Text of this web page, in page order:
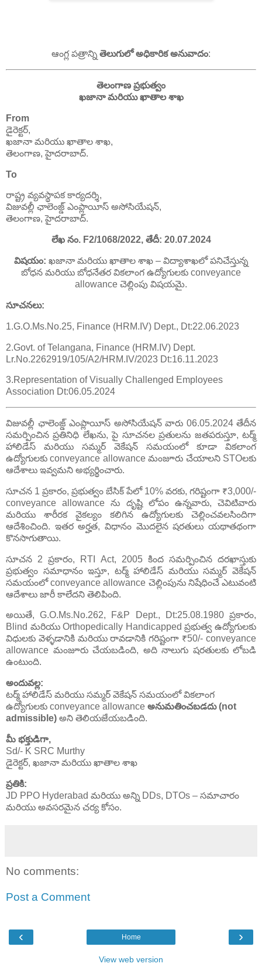
ఆంగ్ల పత్రాన్ని తెలుగులో అధికారిక అనువాదం:
తెలంగాణ ప్రభుత్వం
ఖజానా మరియు ఖాతాల శాఖ
From
డైరెక్టర్,
ఖజానా మరియు ఖాతాల శాఖ,
తెలంగాణ, హైదరాబాద్.
To
రాష్ట్ర వ్యవస్థాపక కార్యదర్శి,
విజువల్లీ ఛాలెంజ్డ్ ఎంప్లాయీస్ అసోసియేషన్,
తెలంగాణ, హైదరాబాద్.
లేఖ నం. F2/1068/2022, తేదీ: 20.07.2024
విషయం: ఖజానా మరియు ఖాతాల శాఖ – విద్యాశాఖలో పనిచేస్తున్న
బోధన మరియు బోధనేతర వికలాంగ ఉద్యోగులకు conveyance
allowance చెల్లింపు విషయమై.
సూచనలు:
1.G.O.Ms.No.25, Finance (HRM.IV) Dept., Dt:22.06.2023
2.Govt. of Telangana, Finance (HRM.IV) Dept.
Lr.No.2262919/105/A2/HRM.IV/2023 Dt:16.11.2023
3.Representation of Visually Challenged Employees
Association Dt:06.05.2024
విజువల్లీ ఛాలెంజ్డ్ ఎంప్లాయీస్ అసోసియేషన్ వారు 06.05.2024 తేదీన
సమర్పించిన ప్రతినిధి లేఖను, పై సూచనల ప్రతులను జతపరుస్తూ, టర్మ్
హాలిడేస్ మరియు సమ్మర్ వెకేషన్ సమయంలో కూడా వికలాంగ
ఉద్యోగులకు conveyance allowance మంజూరు చేయాలని STOలకు
ఆదేశాలు ఇవ్వమని అభ్యర్థించారు.
సూచన 1 ప్రకారం, ప్రభుత్వం బేసిక్ పేలో 10% వరకు, గరిష్టంగా ₹3,000/-
conveyance allowance ను దృష్టి లోపం ఉన్నవారు, చెవిటివారు
మరియు శారీరక వైకల్యం కలిగిన ఉద్యోగులకు చెల్లించవలసిందిగా
ఆదేశించింది. ఇతర అర్హత, విధానం మొదలైన షరతులు యథాతథంగా
కొనసాగుతాయి.
సూచన 2 ప్రకారం, RTI Act, 2005 కింద సమర్పించిన దరఖాస్తుకు
ప్రభుత్వం సమాధానం ఇస్తూ, టర్మ్ హాలిడేస్ మరియు సమ్మర్ వెకేషన్
సమయంలో conveyance allowance చెల్లింపును నిషేధించే ఎటువంటి
ఆదేశాలు జారీ కాలేదని తెలిపింది.
అయితే, G.O.Ms.No.262, F&P Dept., Dt:25.08.1980 ప్రకారం,
Blind మరియు Orthopedically Handicapped ప్రభుత్వ ఉద్యోగులకు
విధులకు వెళ్ళడానికి మరియు రావడానికి గరిష్టంగా ₹50/- conveyance
allowance మంజూరు చేయబడింది, అది నాలుగు షరతులకు లోబడి
ఉంటుంది.
అందువల్ల:
టర్మ్ హాలిడేస్ మరియు సమ్మర్ వెకేషన్ సమయంలో వికలాంగ
ఉద్యోగులకు conveyance allowance అనుమతించబడదు (not
admissible) అని తెలియజేయబడింది.
మీ భక్తుడిగా,
Sd/- K SRC Murthy
డైరెక్టర్, ఖజానా మరియు ఖాతాల శాఖ
ప్రతికి:
JD PPO Hyderabad మరియు అన్ని DDs, DTOs – సమాచారం
మరియు అవసరమైన చర్య కోసం.
No comments:
Post a Comment
‹ ›
Home
View web version